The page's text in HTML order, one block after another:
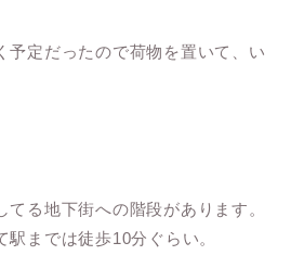
予定だったので荷物を置いて、い
る地下街への階段があります。
までは徒歩10分ぐらい。